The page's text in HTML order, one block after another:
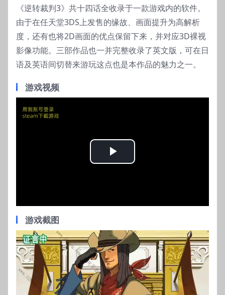
《逆转裁判3》共十四话全收录于一款游戏内的软件。
由于在任天堂3DS上发售的缘故、画面提升为高解析
度，还有也将2D画面的优点保留下来，并对应3D裸视
影像功能。三部作品也一并完整收录了英文版，可在日
语及英语间切替来游玩这点也是本作品的魅力之一。
游戏视频
Play
游戏截图